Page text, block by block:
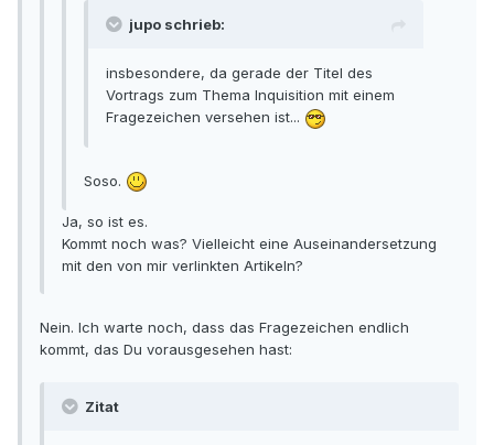
jupo schrieb:
insbesondere, da gerade der Titel des
Vortrags zum Thema Inquisition mit einem
Fragezeichen versehen ist...
Soso.
Ja, so ist es.
Kommt noch was? Vielleicht eine Auseinandersetzung
mit den von mir verlinkten Artikeln?
Nein. Ich warte noch, dass das Fragezeichen endlich
kommt, das Du vorausgesehen hast:
Zitat